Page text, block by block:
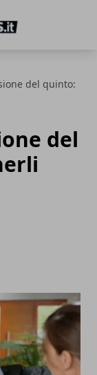
del quinto:
del